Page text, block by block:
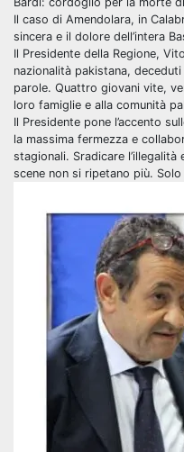
Il caso di Amendolara, in
sincera e il dolore dell’intera
Il Presidente della Regione,
nazionalità pakistana,
parole. Quattro giovani vite,
loro famiglie e alla comunità
Il Presidente pone l’accento
la massima fermezza e
stagionali. Sradicare
scene non si ripetano più.